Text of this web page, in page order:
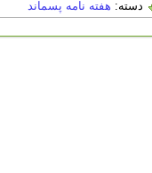
دسته: هفته نامه پسماند